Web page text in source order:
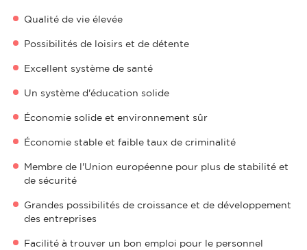
Qualité de vie élevée
Possibilités de loisirs et de détente
Excellent système de santé
Un système d'éducation solide
Économie solide et environnement sûr
Économie stable et faible taux de criminalité
Membre de l'Union européenne pour plus de stabilité et
de sécurité
Grandes possibilités de croissance et de développement
des entreprises
Facilité à trouver un bon emploi pour le personnel